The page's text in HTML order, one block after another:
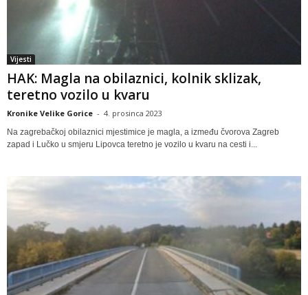
Vijesti
HAK: Magla na obilaznici, kolnik sklizak,
teretno vozilo u kvaru
Kronike Velike Gorice - 4. prosinca 2023
Na zagrebačkoj obilaznici mjestimice je magla, a između čvorova Zagreb
zapad i Lučko u smjeru Lipovca teretno je vozilo u kvaru na cesti i...